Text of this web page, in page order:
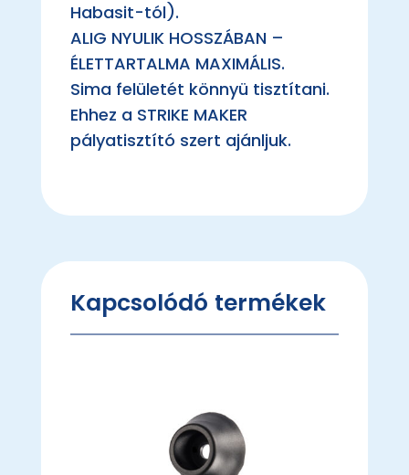
Habasit-tól).
ALIG NYULIK HOSSZÁBAN –
ÉLETTARTALMA MAXIMÁLIS.
Sima felületét könnyü tisztítani.
Ehhez a STRIKE MAKER
pályatisztító szert ajánljuk.
Kapcsolódó termékek